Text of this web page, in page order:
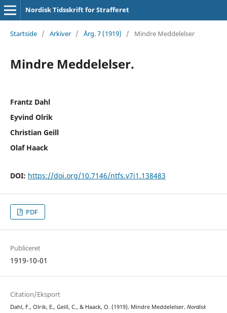
Nordisk Tidsskrift for Strafferet
Startside / Arkiver / Årg. 7 (1919) / Mindre Meddelelser
Mindre Meddelelser.
Frantz Dahl
Eyvind Olrik
Christian Geill
Olaf Haack
DOI: https://doi.org/10.7146/ntfs.v7i1.138483
PDF
Publiceret
1919-10-01
Citation/Eksport
Dahl, F., Olrik, E., Geill, C., & Haack, O. (1919). Mindre Meddelelser. Nordisk